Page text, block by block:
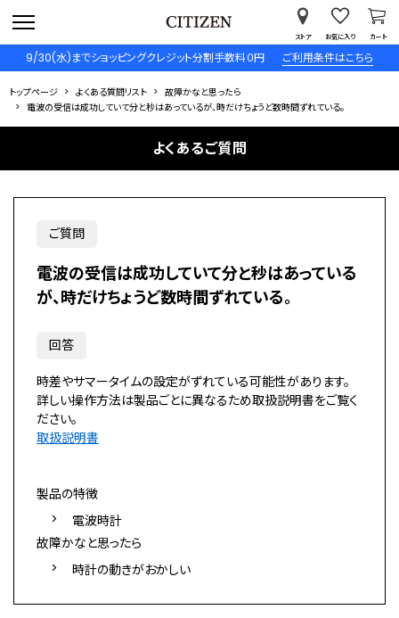
9/30(水)までショッピングクレジット分割手数料０円 ご利用条件はこちら
ストア お気に入り カート
トップページ よくある質問リスト
故障かなと思ったら
電波の受信は成功していて分と秒はあっているが、時だけちょうど数時間ずれている。
よくあるご質問
ご質問
電波の受信は成功していて分と秒はあっている
が、時だけちょうど数時間ずれている。
回答
時差やサマータイムの設定がずれている可能性があります。
詳しい操作方法は製品ごとに異なるため取扱説明書をご覧く
ださい。
取扱説明書
製品の特徴
電波時計
故障かなと思ったら
時計の動きがおかしい